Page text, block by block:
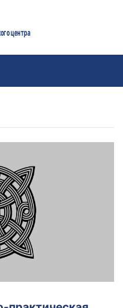
центра